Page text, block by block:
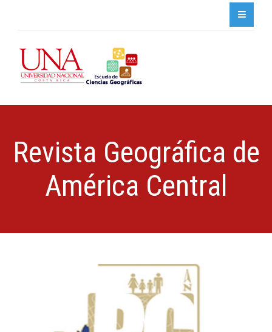
Revista Geográfica de
América Central